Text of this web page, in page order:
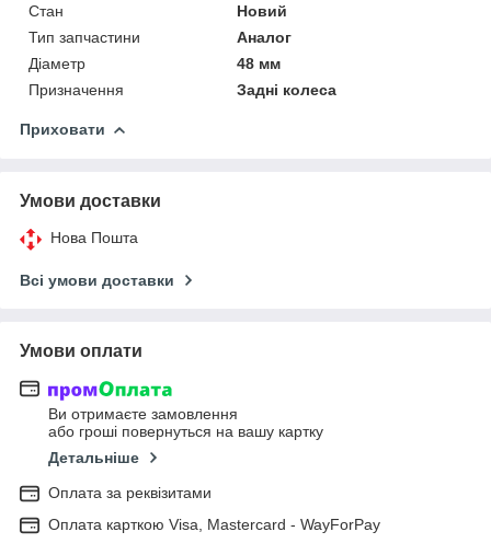
Стан
Новий
Тип запчастини
Аналог
Діаметр
48 мм
Призначення
Задні колеса
Приховати
Умови доставки
Нова Пошта
Всі умови доставки
Умови оплати
Ви отримаєте замовлення
або гроші повернуться на вашу картку
Детальніше
Оплата за реквізитами
Оплата карткою Visa, Mastercard - WayForPay